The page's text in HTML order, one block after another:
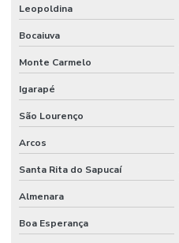
Leopoldina
Bocaiuva
Monte Carmelo
Igarapé
São Lourenço
Arcos
Santa Rita do Sapucaí
Almenara
Boa Esperança